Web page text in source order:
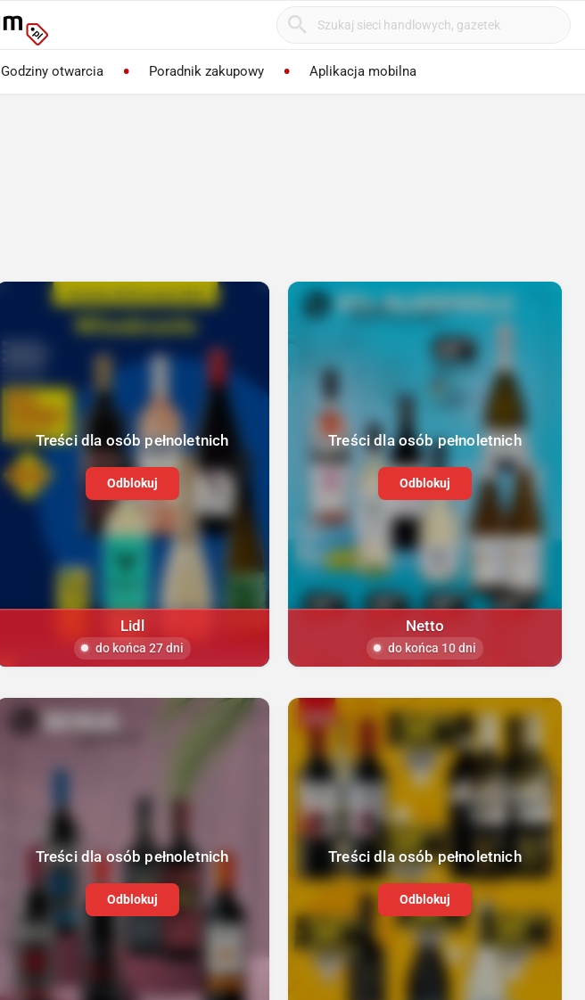
Godziny otwarcia Poradnik zakupowy Aplikacja mobilna
Treści dla osób pełnoletnich
Odblokuj
Lidl
do końca 27 dni
Treści dla osób pełnoletnich
Odblokuj
Netto
do końca 10 dni
Treści dla osób pełnoletnich
Odblokuj
Treści dla osób pełnoletnich
Odblokuj